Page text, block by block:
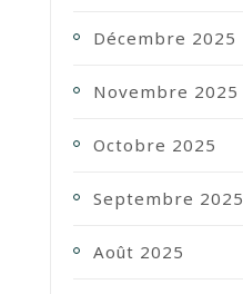
Décembre 2025
Novembre 2025
Octobre 2025
Septembre 2025
Août 2025